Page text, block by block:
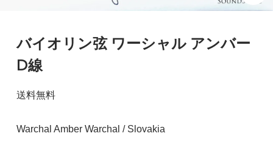
バイオリン弦 ワーシャル アンバー
D線
送料無料
Warchal Amber Warchal / Slovakia